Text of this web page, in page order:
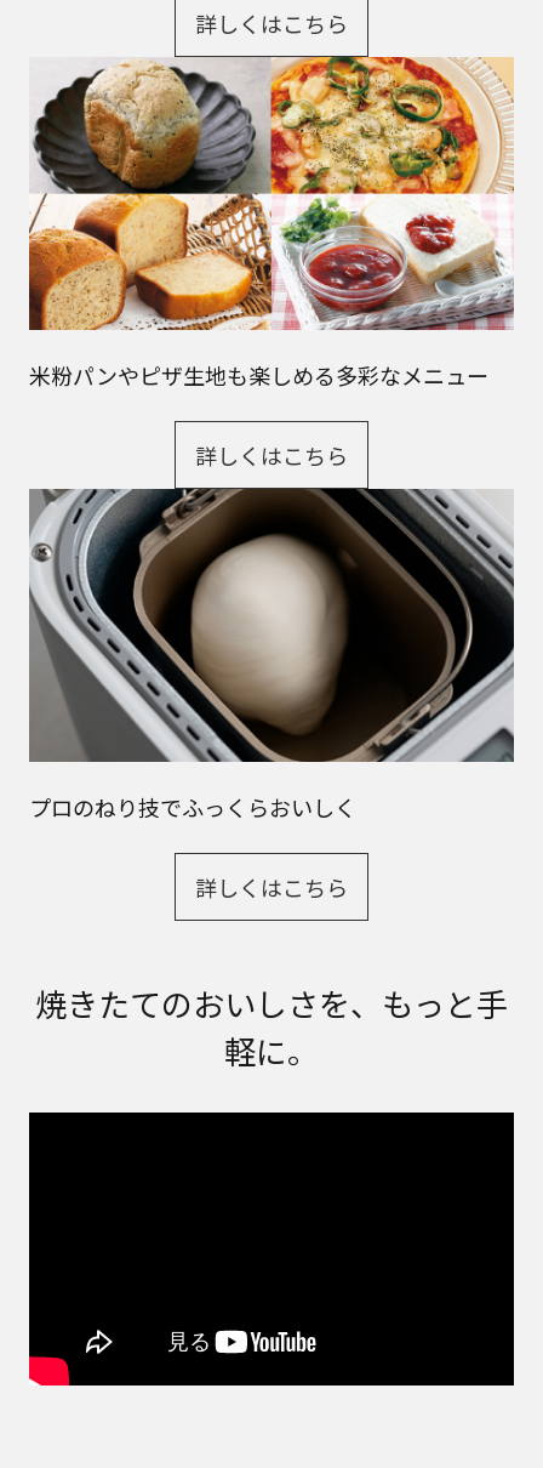
詳しくはこちら
米粉パンやピザ生地も楽しめる多彩なメニュー
詳しくはこちら
プロのねり技でふっくらおいしく
詳しくはこちら
焼きたてのおいしさを、もっと手
軽に。